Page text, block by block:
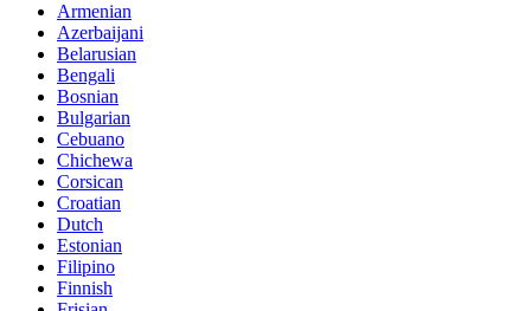
Armenian
Azerbaijani
Belarusian
Bengali
Bosnian
Bulgarian
Cebuano
Chichewa
Corsican
Croatian
Dutch
Estonian
Filipino
Finnish